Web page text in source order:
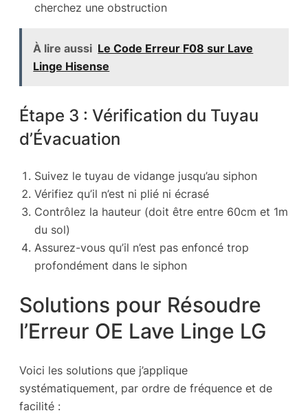
cherchez une obstruction
À lire aussi Le Code Erreur F08 sur Lave
Linge Hisense
Étape 3 : Vérification du Tuyau
d’Évacuation
Suivez le tuyau de vidange jusqu’au siphon
Vérifiez qu’il n’est ni plié ni écrasé
Contrôlez la hauteur (doit être entre 60cm et 1m
du sol)
Assurez-vous qu’il n’est pas enfoncé trop
profondément dans le siphon
Solutions pour Résoudre
l’Erreur OE Lave Linge LG
Voici les solutions que j’applique
systématiquement, par ordre de fréquence et de
facilité :